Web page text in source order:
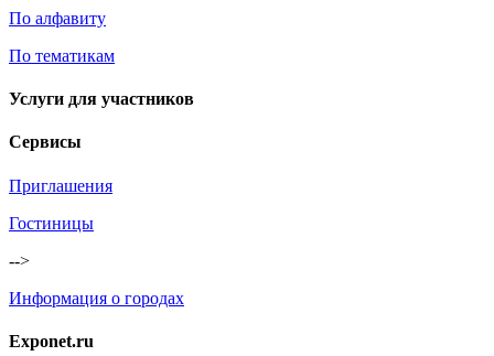
По алфавиту
По тематикам
Услуги для участников
Сервисы
Приглашения
Гостиницы
-->
Информация о городах
Exponet.ru